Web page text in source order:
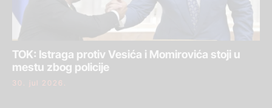
TOK: Istraga protiv Vesića i Momirovića stoji u
mestu zbog policije
30. jul 2026.